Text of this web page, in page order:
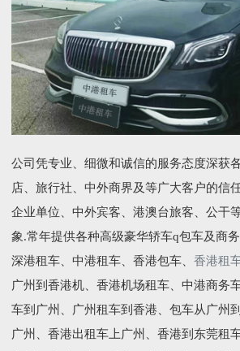
公司凭专业、细微和诚信的服务态度深获
店、旅行社、中外商界及等广大客户的信
企业单位、中外宾客、港澳台旅客、公干
象.常年提供各种高级豪华轿车q包车及商
深港租车、中港租车、香港包车、 香港租
广州到香港机、香港机场租车、中港商务
车到广州、广州租车到香港、包车从广州
广州、香港出租车上广州、香港到东莞租